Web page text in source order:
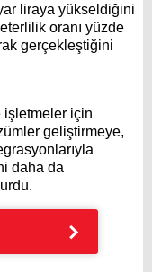
liraya yükseldiğini
oranı yüzde
gerçekleştiğini
işletmeler için
geliştirmeye,
daha da